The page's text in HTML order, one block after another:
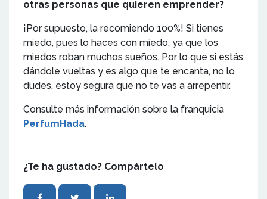
otras personas que quieren emprender?
¡Por supuesto, la recomiendo 100%! Si tienes
miedo, pues lo haces con miedo, ya que los
miedos roban muchos sueños. Por lo que si estás
dándole vueltas y es algo que te encanta, no lo
dudes, estoy segura que no te vas a arrepentir.
Consulte más información sobre la franquicia
PerfumHada.
¿Te ha gustado? Compártelo